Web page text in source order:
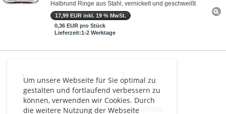
Um unsere Webseite für Sie optimal zu
gestalten und fortlaufend verbessern zu
können, verwenden wir Cookies. Durch
die weitere Nutzung der Webseite
Halbrund Ringe aus Stahl, vernickelt und geschweißt
17,99 EUR inkl. 19 % MwSt.
0,36 EUR pro Stück
Lieferzeit:1-2 Werktage
Impressum-AGB-Datenschutz